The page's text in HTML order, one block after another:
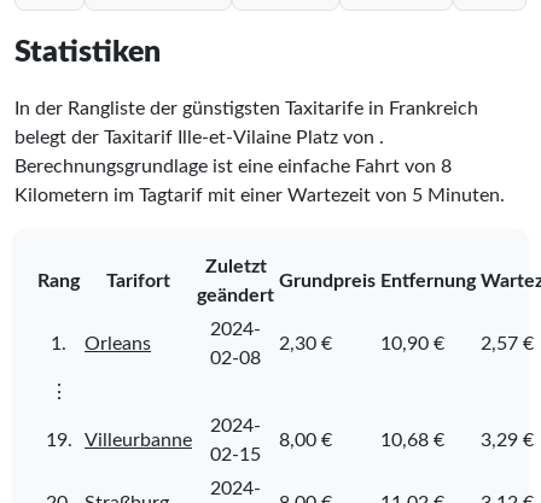
Statistiken
In der Rangliste der günstigsten Taxitarife in Frankreich
belegt der Taxitarif Ille-et-Vilaine Platz von .
Berechnungsgrundlage ist eine einfache Fahrt von 8
Kilometern im Tagtarif mit einer Wartezeit von 5 Minuten.
Rang Tarifort
Zuletzt
geändert
Grundpreis Entfernung
1. Orleans
2024-
02-08
2,30 € 10,90 € 2,57 €
⋮
19. Villeurbanne
2024-
02-15
8,00 € 10,68 € 3,29 €
2024-